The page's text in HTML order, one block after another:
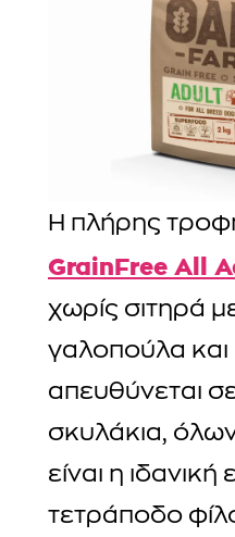
Η πλήρης
GrainFree All
χωρίς σιτηρά
γαλοπούλα και
απευθύνεται
σκυλάκια,
είναι η ιδανική
τετράποδο